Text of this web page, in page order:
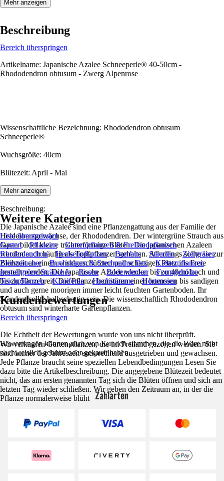
Mehr anzeigen
Beschreibung
Bereich überspringen
Artikelname: Japanische Azalee Schneeperle® 40-50cm -
Rhododendron obtusum - Zwerg Alpenrose
Wissenschaftliche Bezeichnung: Rhododendron obtusum
Schneeperle®
Wuchsgröße: 40cm
Blütezeit: April - Mai
Beschreibung:
Die Japanische Azalee sind eine Pflanzengattung aus der Familie der
Heidekrautgewächse, der Rhododendren. Der wintergrüne Strauch aus
Japan bildet kleine trichterförmige Blüten. Die japanischen Azaleen
werden auch häufig als Topfpflanzen gehalten. Allerdings sollte sie zur
Blühzeit an einem windgeschützten und schattigen Platz ins Freie
gestellt werden. Die Japanische Azalee werden bis zu 40cm hoch und
bis zu 50cm breit. Die Pflanze benötigen einen humosen bis sandigen
und auch gerne moorigen immer leicht feuchten Gartenboden. Ihr
Standort sollte halbschattig sein. Die wissenschaftlich Rhododendron
obtusum sind winterharte Gartenpflanzen.
Wir verkaufen Gartenpflanzen, die im Freiland gezogen werden. Sie
sind immer der Jahreszeit entsprechend ausgetrieben und gewachsen.
Jede Pflanze braucht seine speziellen Lebendbedingungen Lesen Sie
dazu bitte die Artikelbeschreibung. Die angegebene Blütezeit bedeutet
nicht, das am ersten genannten Tag sich die Blüten öffnen und sich am
letzten Tag wieder schließen. Wir geben den Zeitraum an, in der die
Pflanze normalerweise blüht
Mehr anzeigen
Weitere Kategorien
Liste überspringen
Garten
Pflanzen
Gartenpflanzen & Freilandpflanzen
Rhododendron
Heckenpflanzen Bambus Stauden
Ziergräser
Ziersträucher
Buchsbaum & Stechpalme Ilex
Kletterpflanzen
Immergrüne Sträucher
Rosen Bodendecker
Formgehölze
Teichpflanzen
Koniferen Hochstämme Hortensien
Kundenbewertungen
Bereich überspringen
Die Echtheit der Bewertungen wurde von uns nicht überprüft.
Bewertungen können auch von Kunden stammen, die die Ware nicht
nachweislich genutzt oder gekauft haben.
Zahlarten